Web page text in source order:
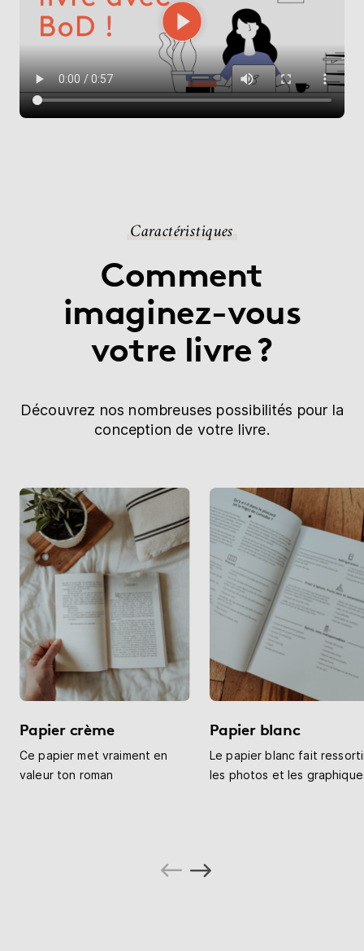
Caractéristiques
Comment
imaginez-vous
votre livre ?
Découvrez nos nombreuses possibilités pour la
conception de votre livre.
Papier crème
Ce papier met vraiment en
valeur ton roman
Papier blanc
Le papier blanc fait
les photos et les